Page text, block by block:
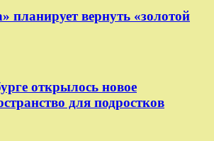
планирует вернуть «золотой
открылось новое
для подростков